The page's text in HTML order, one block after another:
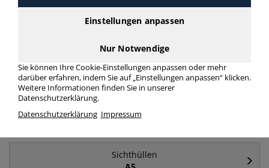
Sichthüllen
Sichthüllen
A4 - oben & rechts offen
Sichthüllen
Sichthüllen
Einstellungen anpassen
Nur Notwendige
Sie können Ihre Cookie-Einstellungen anpassen oder mehr
darüber erfahren, indem Sie auf „Einstellungen anpassen“ klicken.
Weitere Informationen finden Sie in unserer
Datenschutzerklärung.
Datenschutzerklärung Impressum